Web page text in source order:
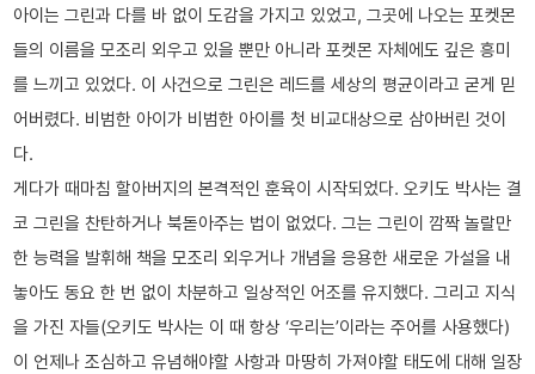
아이는 그린과 다를 바 없이 도감을 가지고 있었고, 그곳에 나오는 포켓몬
들의 이름을 모조리 외우고 있을 뿐만 아니라 포켓몬 자체에도 깊은 흥미
를 느끼고 있었다. 이 사건으로 그린은 레드를 세상의 평균이라고 굳게 믿
어버렸다. 비범한 아이가 비범한 아이를 첫 비교대상으로 삼아버린 것이
다.
게다가 때마침 할아버지의 본격적인 훈육이 시작되었다. 오키도 박사는 결
코 그린을 찬탄하거나 북돋아주는 법이 없었다. 그는 그린이 깜짝 놀랄만
한 능력을 발휘해 책을 모조리 외우거나 개념을 응용한 새로운 가설을 내
놓아도 동요 한 번 없이 차분하고 일상적인 어조를 유지했다. 그리고 지식
을 가진 자들(오키도 박사는 이 때 항상 ‘우리는’이라는 주어를 사용했다)
이 언제나 조심하고 유념해야할 사항과 마땅히 가져야할 태도에 대해 일장